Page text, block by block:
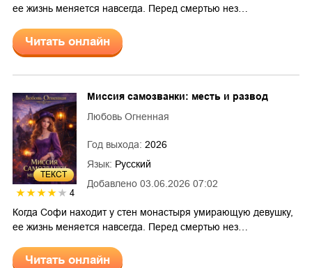
ее жизнь меняется навсегда. Перед смертью нез…
Читать онлайн
ТЕКСТ
4
Добавлено 03.06.2026 07:02
Миссия самозванки: месть и развод
Любовь Огненная
Год выхода: 2026
Язык: Русский
Когда Софи находит у стен монастыря умирающую девушку,
ее жизнь меняется навсегда. Перед смертью нез…
Читать онлайн